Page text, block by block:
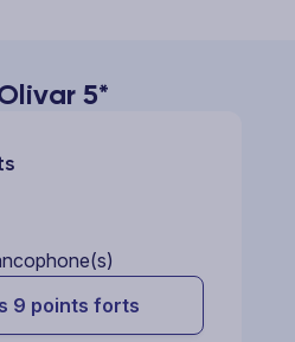
5*
9 points forts